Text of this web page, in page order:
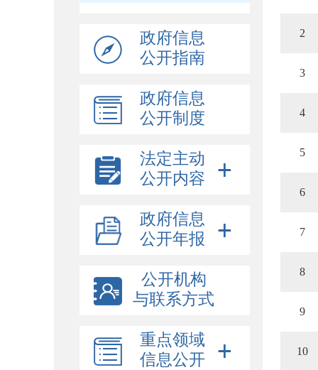
政府信息
公开指南
政府信息
公开制度
法定主动
公开内容
政府信息
公开年报
公开机构
与联系方式
重点领域
信息公开
2
3
4
5
6
7
8
9
10